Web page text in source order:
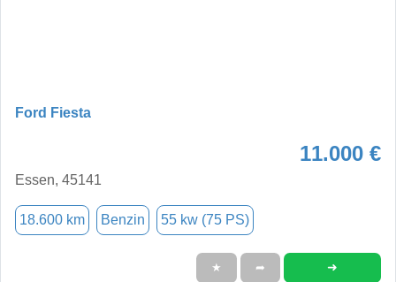
Ford Fiesta
11.000 €
Essen, 45141
18.600 km Benzin 55 kw (75 PS)
★ ➦ ➜